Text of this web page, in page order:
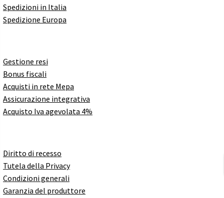
Spedizioni in Italia
Spedizione Europa
Gestione resi
Bonus fiscali
Acquisti in rete Mepa
Assicurazione integrativa
Acquisto Iva agevolata 4%
Diritto di recesso
Tutela della Privacy
Condizioni generali
Garanzia del produttore